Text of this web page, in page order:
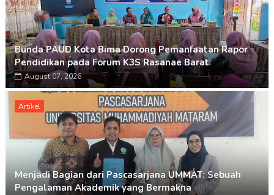
Bunda PAUD Kota Bima Dorong Pemanfaatan Rapor
Pendidikan pada Forum K3S Rasanae Barat
August 07, 2026
Artikel
Menjadi Bagian dari Pascasarjana UMMAT: Sebuah
Pengalaman Akademik yang Bermakna